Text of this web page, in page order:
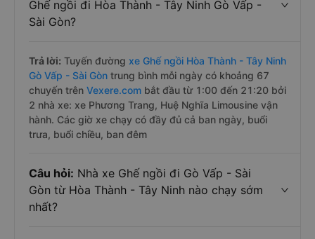
Ghế ngồi đi Hòa Thành - Tây Ninh Gò Vấp -
Sài Gòn?
Trả lời: Tuyến đường xe Ghế ngồi Hòa Thành - Tây Ninh
Gò Vấp - Sài Gòn trung bình mỗi ngày có khoảng 67
chuyến trên Vexere.com bắt đầu từ 1:00 đến 21:20 bởi
2 nhà xe: xe Phương Trang, Huệ Nghĩa Limousine vận
hành. Các giờ xe chạy có đầy đủ cả ban ngày, buổi
trưa, buổi chiều, ban đêm
Câu hỏi: Nhà xe Ghế ngồi đi Gò Vấp - Sài
Gòn từ Hòa Thành - Tây Ninh nào chạy sớm
nhất?